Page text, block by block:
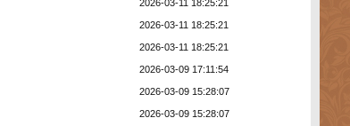
2026-03-11 18:25:21
2026-03-11 18:25:21
2026-03-11 18:25:21
2026-03-09 17:11:54
2026-03-09 15:28:07
2026-03-09 15:28:07